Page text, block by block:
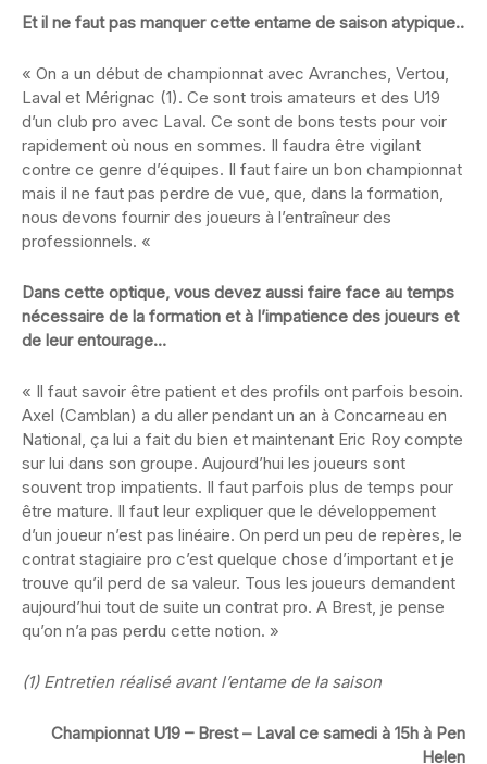
Et il ne faut pas manquer cette entame de saison atypique..
« On a un début de championnat avec Avranches, Vertou,
Laval et Mérignac (1). Ce sont trois amateurs et des U19
d’un club pro avec Laval. Ce sont de bons tests pour voir
rapidement où nous en sommes. Il faudra être vigilant
contre ce genre d’équipes. Il faut faire un bon championnat
mais il ne faut pas perdre de vue, que, dans la formation,
nous devons fournir des joueurs à l’entraîneur des
professionnels. «
Dans cette optique, vous devez aussi faire face au temps
nécessaire de la formation et à l’impatience des joueurs et
de leur entourage…
« Il faut savoir être patient et des profils ont parfois besoin.
Axel (Camblan) a du aller pendant un an à Concarneau en
National, ça lui a fait du bien et maintenant Eric Roy compte
sur lui dans son groupe. Aujourd’hui les joueurs sont
souvent trop impatients. Il faut parfois plus de temps pour
être mature. Il faut leur expliquer que le développement
d’un joueur n’est pas linéaire. On perd un peu de repères, le
contrat stagiaire pro c’est quelque chose d’important et je
trouve qu’il perd de sa valeur. Tous les joueurs demandent
aujourd’hui tout de suite un contrat pro. A Brest, je pense
qu’on n’a pas perdu cette notion. »
(1) Entretien réalisé avant l’entame de la saison
Championnat U19 – Brest – Laval ce samedi à 15h à Pen
Helen